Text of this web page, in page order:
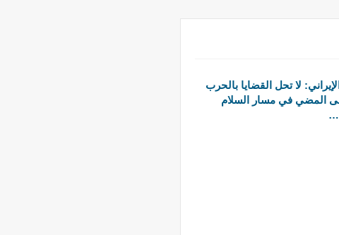
لا تحل القضايا بالحرب
المضي في مسار السلام